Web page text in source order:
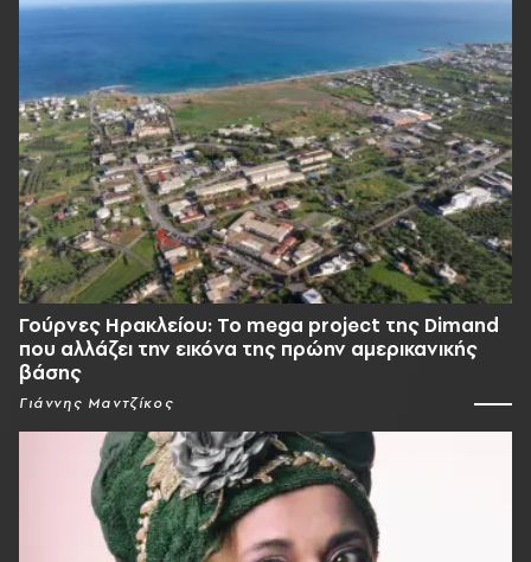
Γούρνες Ηρακλείου: To mega project της Dimand
που αλλάζει την εικόνα της πρώην αμερικανικής
βάσης
Γιάννης Μαντζίκος